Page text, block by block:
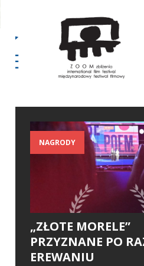
NAGRODY
„ZŁOTE MORELE”
PRZYZNANE PO
EREWANIU